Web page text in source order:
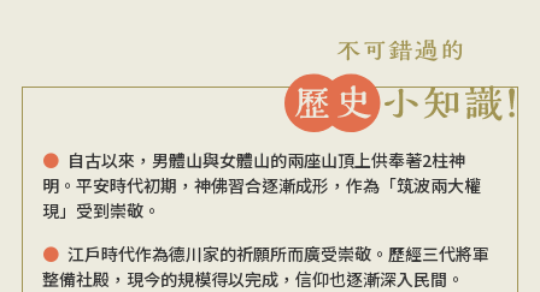
自古以來，男體山與女體山的兩座山頂上供奉著2柱神
明。平安時代初期，神佛習合逐漸成形，作為「筑波兩大權
現」受到崇敬。
江戶時代作為德川家的祈願所而廣受崇敬。歷經三代將軍
整備社殿，現今的規模得以完成，信仰也逐漸深入民間。